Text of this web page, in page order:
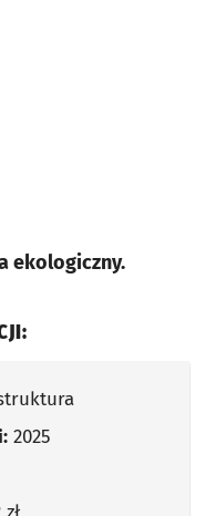
ekologiczny.
2025